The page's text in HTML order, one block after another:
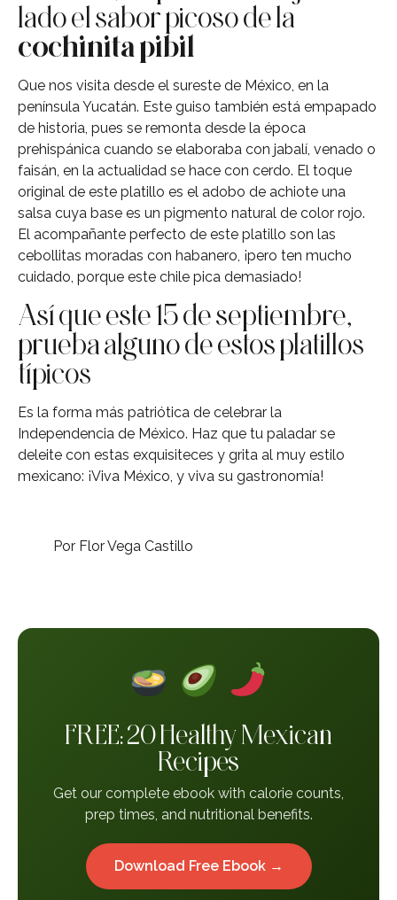
lado el sabor picoso de la
cochinita pibil
Que nos visita desde el sureste de México, en la
península Yucatán. Este guiso también está empapado
de historia, pues se remonta desde la época
prehispánica cuando se elaboraba con jabalí, venado o
faisán, en la actualidad se hace con cerdo. El toque
original de este platillo es el adobo de achiote una
salsa cuya base es un pigmento natural de color rojo.
El acompañante perfecto de este platillo son las
cebollitas moradas con habanero, ¡pero ten mucho
cuidado, porque este chile pica demasiado!
Así que este 15 de septiembre,
prueba alguno de estos platillos
típicos
Es la forma más patriótica de celebrar la
Independencia de México. Haz que tu paladar se
deleite con estas exquisiteces y grita al muy estilo
mexicano: ¡Viva México, y viva su gastronomía!
Por Flor Vega Castillo
FREE: 20 Healthy Mexican
Recipes
Get our complete ebook with calorie counts,
prep times, and nutritional benefits.
Download Free Ebook →